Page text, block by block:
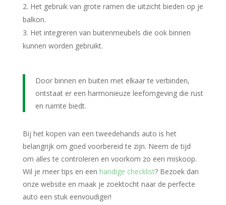
Het gebruik van grote ramen die uitzicht bieden op je
balkon.
Het integreren van buitenmeubels die ook binnen
kunnen worden gebruikt.
Door binnen en buiten met elkaar te verbinden,
ontstaat er een harmonieuze leefomgeving die rust
en ruimte biedt.
Bij het kopen van een tweedehands auto is het
belangrijk om goed voorbereid te zijn. Neem de tijd
om alles te controleren en voorkom zo een miskoop.
Wil je meer tips en een handige checklist? Bezoek dan
onze website en maak je zoektocht naar de perfecte
auto een stuk eenvoudiger!